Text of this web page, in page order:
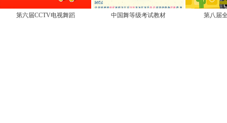
第六届CCTV电视舞蹈 中国舞等级考试教材 第八届